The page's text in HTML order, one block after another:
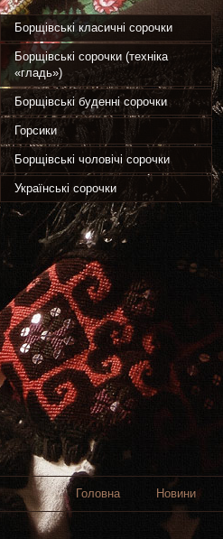
Борщівські класичні сорочки
Борщівські сорочки (техніка
«гладь»)
Борщівські буденні сорочки
Горсики
Борщівські чоловічі сорочки
Українські сорочки
Головна Новини